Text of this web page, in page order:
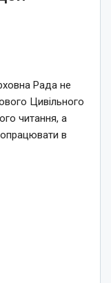
Рада не
Цивільного
читання, а
в